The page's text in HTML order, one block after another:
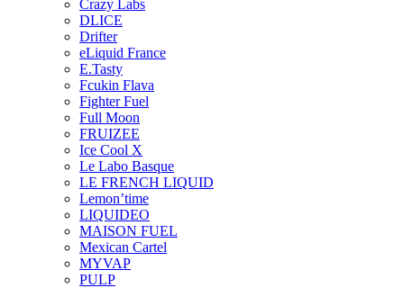
Crazy Labs
DLICE
Drifter
eLiquid France
E.Tasty
Fcukin Flava
Fighter Fuel
Full Moon
FRUIZEE
Ice Cool X
Le Labo Basque
LE FRENCH LIQUID
Lemon’time
LIQUIDEO
MAISON FUEL
Mexican Cartel
MYVAP
PULP